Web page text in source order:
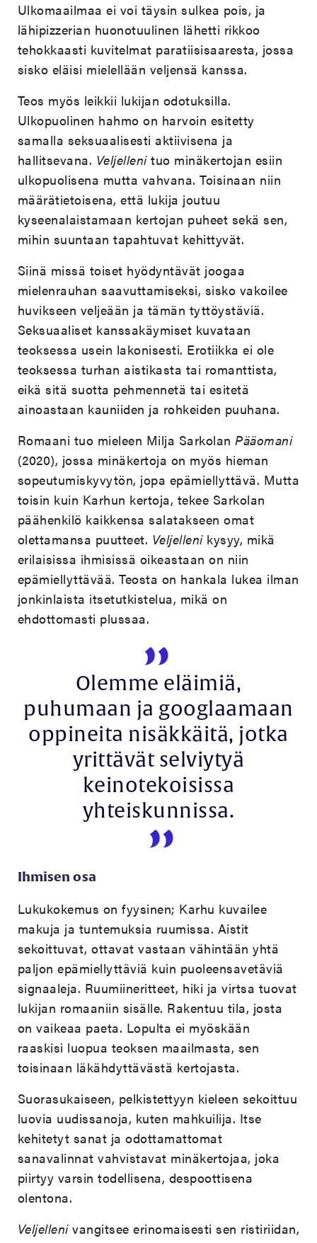
Ulkomaailmaa ei voi täysin sulkea pois, ja
lähipizzerian huonotuulinen lähetti rikkoo
tehokkaasti kuvitelmat paratiisisaaresta, jossa
sisko eläisi mielellään veljensä kanssa.
Teos myös leikkii lukijan odotuksilla.
Ulkopuolinen hahmo on harvoin esitetty
samalla seksuaalisesti aktiivisena ja
hallitsevana. Veljellenituo minäkertojan esiin
ulkopuolisena mutta vahvana. Toisinaan niin
määrätietoisena, että lukija joutuu
kyseenalaistamaan kertojan puheet sekä sen,
mihin suuntaan tapahtuvat kehittyvät.
Siinä missä toiset hyödyntävät joogaa
mielenrauhan saavuttamiseksi, sisko vakoilee
huvikseen veljeään ja tämän tyttöystäviä.
Seksuaaliset kanssakäymiset kuvataan
teoksessa usein lakonisesti. Erotiikka ei ole
teoksessa turhan aistikasta tai romanttista,
eikä sitä suotta pehmennetä tai esitetä
ainoastaan kauniiden ja rohkeiden puuhana.
Romaani tuo mieleen Milja SarkolanPääomani
(2020), jossa minäkertoja on myös hieman
sopeutumiskyvytön, jopa epämiellyttävä. Mutta
toisin kuin Karhun kertoja, tekee Sarkolan
päähenkilö kaikkensa salatakseen omat
olettamansa puutteet. Veljelleni kysyy, mikä
erilaisissa ihmisissä oikeastaan on niin
epämiellyttävää. Teosta on hankala lukea ilman
jonkinlaista itsetutkistelua, mikä on
ehdottomasti plussaa.
Olemme eläimiä,
puhumaan ja googlaamaan
oppineita nisäkkäitä, jotka
yrittävät selviytyä
keinotekoisissa
yhteiskunnissa.
Ihmisen osa
Lukukokemus on fyysinen; Karhu kuvailee
makuja ja tuntemuksia ruumissa. Aistit
sekoittuvat, ottavat vastaan vähintään yhtä
paljon epämiellyttäviä kuin puoleensavetäviä
signaaleja. Ruumiineritteet, hiki ja virtsa tuovat
lukijan romaaniin sisälle. Rakentuu tila, josta
on vaikeaa paeta. Lopulta ei myöskään
raaskisi luopua teoksen maailmasta, sen
toisinaan läkähdyttävästä kertojasta.
Suorasukaiseen, pelkistettyyn kieleen sekoittuu
luovia uudissanoja, kuten mahkuilija. Itse
kehitetyt sanat ja odottamattomat
sanavalinnat vahvistavat minäkertojaa, joka
piirtyy varsin todellisena, despoottisena
olentona.
Veljellenivangitsee erinomaisesti sen ristiriidan,